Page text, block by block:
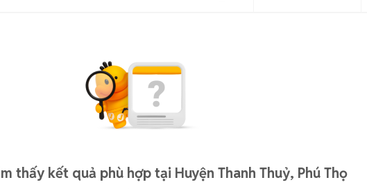
thấy kết quả phù hợp tại Huyện Thanh Thuỷ, Phú Thọ